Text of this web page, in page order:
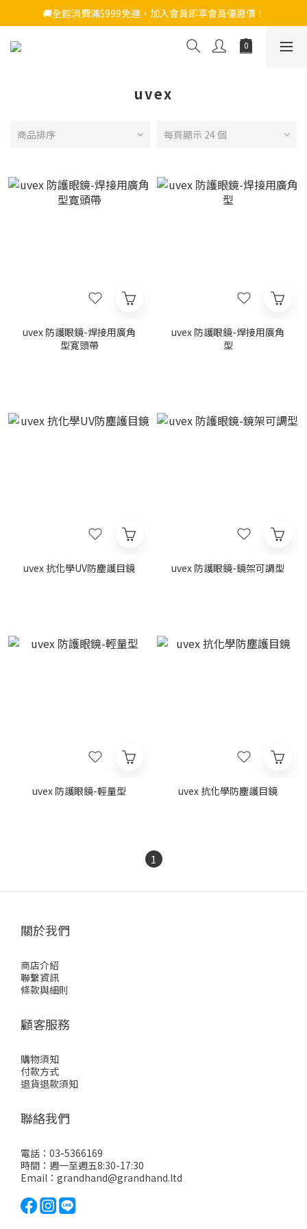
🚚全館消費滿$999免運，加入會員即享會員優惠價！
uvex
商品排序 每頁顯示 24 個
uvex 防護眼鏡-焊接用廣角
型寛頭帶
uvex 防護眼鏡-焊接用廣角
型
uvex 抗化學UV防塵護目鏡 uvex 防護眼鏡-鏡架可調型
uvex 防護眼鏡-輕量型 uvex 抗化學防塵護目鏡
1
關於我們
商店介紹
聯繫資訊
條款與細則
顧客服務
購物須知
付款方式
退貨退款須知
聯絡我們
電話：03-5366169
時間：週一至週五8:30-17:30
Email：grandhand@grandhand.ltd